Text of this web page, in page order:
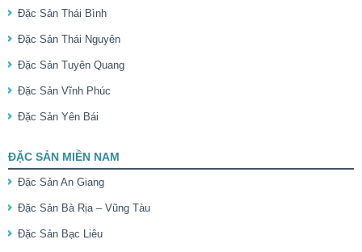
Đặc Sản Thái Bình
Đặc Sản Thái Nguyên
Đặc Sản Tuyên Quang
Đặc Sản Vĩnh Phúc
Đặc Sản Yên Bái
ĐẶC SẢN MIỀN NAM
Đặc Sản An Giang
Đặc Sản Bà Rịa – Vũng Tàu
Đặc Sản Bạc Liêu